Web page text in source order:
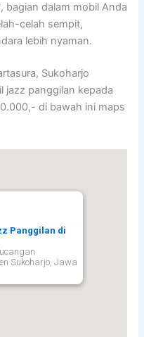
bagian dalam mobil Anda
celah sempit,
lebih nyaman.
Sukoharjo
jazz panggilan kepada
di bawah ini maps
Panggilan di
Sukoharjo, Jawa